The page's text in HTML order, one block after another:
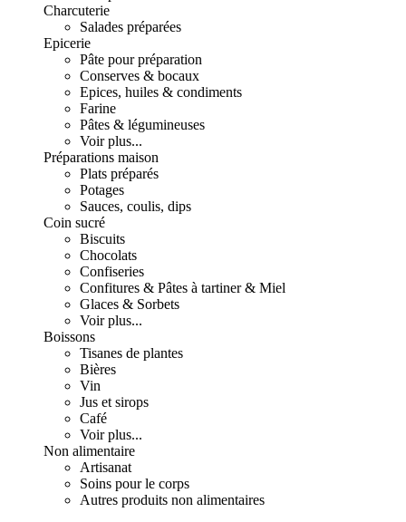
Charcuterie
Salades préparées
Epicerie
Pâte pour préparation
Conserves & bocaux
Epices, huiles & condiments
Farine
Pâtes & légumineuses
Voir plus...
Préparations maison
Plats préparés
Potages
Sauces, coulis, dips
Coin sucré
Biscuits
Chocolats
Confiseries
Confitures & Pâtes à tartiner & Miel
Glaces & Sorbets
Voir plus...
Boissons
Tisanes de plantes
Bières
Vin
Jus et sirops
Café
Voir plus...
Non alimentaire
Artisanat
Soins pour le corps
Autres produits non alimentaires